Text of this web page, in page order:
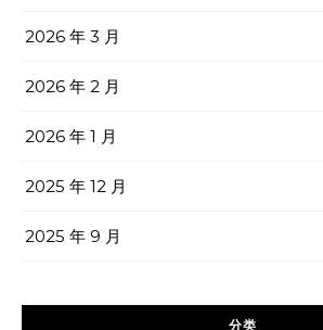
2026 年 3 月
2026 年 2 月
2026 年 1 月
2025 年 12 月
2025 年 9 月
分类